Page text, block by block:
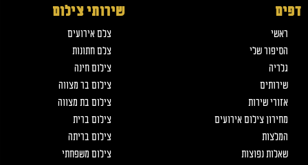
דפים
ראשי
הסיפור שלי
גלריה
שירותים
אזורי שירות
מחירון צילום אירועים
המלצות
שאלות נפוצות
שירותי צילום
צלם אירועים
צלם חתונות
צילום חינה
צילום בר מצווה
צילום בת מצווה
צילום ברית
צילום בריתה
צילום משפחתי